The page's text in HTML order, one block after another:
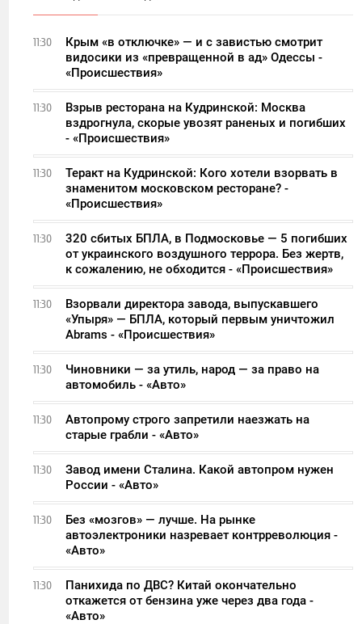
11:30
Крым «в отключке» — и с завистью смотрит
видосики из «превращенной в ад» Одессы -
«Происшествия»
11:30
Взрыв ресторана на Кудринской: Москва
вздрогнула, скорые увозят раненых и погибших
- «Происшествия»
11:30
Теракт на Кудринской: Кого хотели взорвать в
знаменитом московском ресторане? -
«Происшествия»
11:30
320 сбитых БПЛА, в Подмосковье — 5 погибших
от украинского воздушного террора. Без жертв,
к сожалению, не обходится - «Происшествия»
11:30
Взорвали директора завода, выпускавшего
«Упыря» — БПЛА, который первым уничтожил
Abrams - «Происшествия»
11:30
Чиновники — за утиль, народ — за право на
автомобиль - «Авто»
11:30
Автопрому строго запретили наезжать на
старые грабли - «Авто»
11:30
Завод имени Сталина. Какой автопром нужен
России - «Авто»
11:30
Без «мозгов» — лучше. На рынке
автоэлектроники назревает контрреволюция -
«Авто»
11:30
Панихида по ДВС? Китай окончательно
откажется от бензина уже через два года -
«Авто»